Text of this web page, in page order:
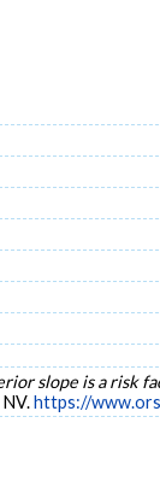
slope is a risk
https://